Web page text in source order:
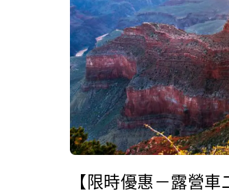
【限時優惠－露營